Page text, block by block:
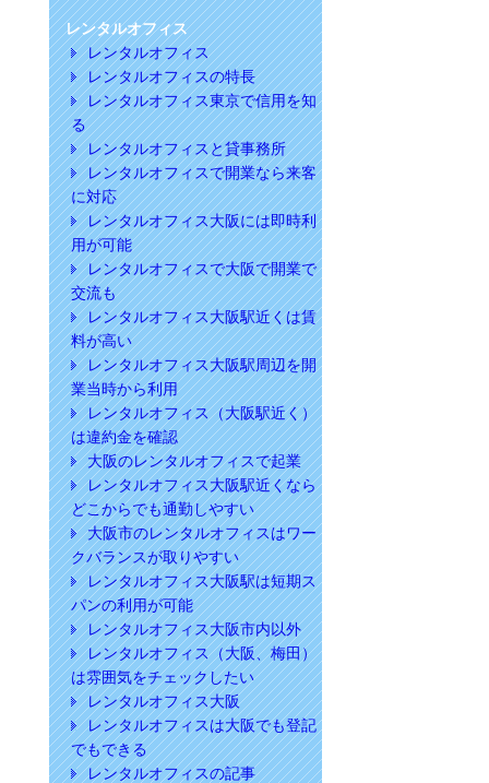
レンタルオフィス
レンタルオフィス
レンタルオフィスの特長
レンタルオフィス東京で信用を知
る
レンタルオフィスと貸事務所
レンタルオフィスで開業なら来客
に対応
レンタルオフィス大阪には即時利
用が可能
レンタルオフィスで大阪で開業で
交流も
レンタルオフィス大阪駅近くは賃
料が高い
レンタルオフィス大阪駅周辺を開
業当時から利用
レンタルオフィス（大阪駅近く）
は違約金を確認
大阪のレンタルオフィスで起業
レンタルオフィス大阪駅近くなら
どこからでも通勤しやすい
大阪市のレンタルオフィスはワー
クバランスが取りやすい
レンタルオフィス大阪駅は短期ス
パンの利用が可能
レンタルオフィス大阪市内以外
レンタルオフィス（大阪、梅田）
は雰囲気をチェックしたい
レンタルオフィス大阪
レンタルオフィスは大阪でも登記
でもできる
レンタルオフィスの記事